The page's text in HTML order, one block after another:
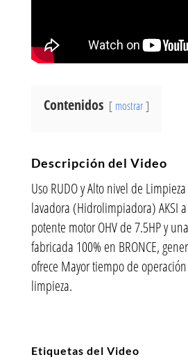
Contenidos mostrar
Descripción del Video
Uso RUDO y Alto nivel de
lavadora (Hidrolimpiadora) AKSI
potente motor OHV de 7.5HP y
fabricada 100% en BRONCE,
ofrece Mayor tiempo de
limpieza.
Etiquetas del Video